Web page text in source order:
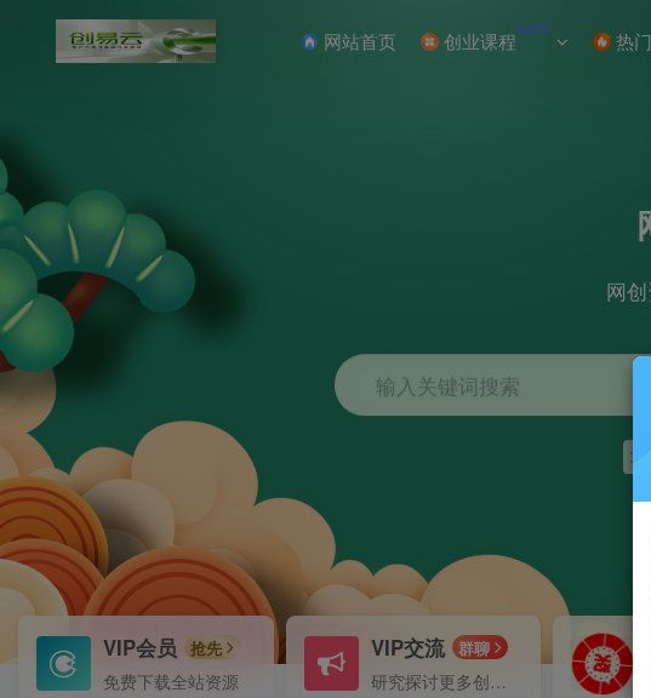
网站首页 创业课程 NEW 热
网
输入关键词搜索
项目
VIP会员 抢先
免费下载全站资源
VIP交流 群聊
研究探讨更多创业项目路子。